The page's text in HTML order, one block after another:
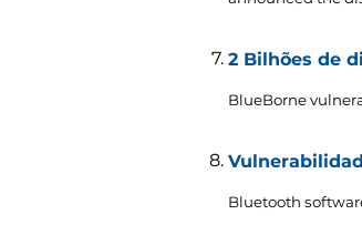
2 Bilhões de
BlueBorne
Bluetooth